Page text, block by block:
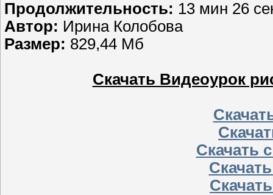
Продолжительность: 13 мин 26
Автор: Ирина Колобова
Размер: 829,44 Мб
Скачать Видеоурок
Скачать